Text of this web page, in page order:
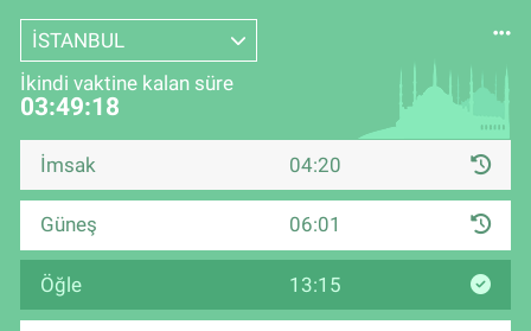
İSTANBUL
İkindi vaktine kalan süre
03:49:18
İmsak 04:20
Güneş 06:01
Öğle 13:15